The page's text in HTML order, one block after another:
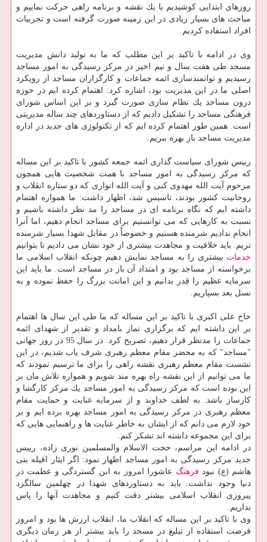
روزهای ابتدایی كوشیدیم با یك نقشه و برنامه راهی حركت نماییم و
مباحث های بسیار زیادی در این زمینه صورت گرفته است و تجربیات
افراد استفاده كردیم.
وی در ادامه با تاكید بر این مطلب كه ما به تولید دانش مدیریت
مسجد طی هفت سال و نیم اخیر در مركز رسیدگی به امور مساجد
رسیدیم و توانمندسازی ائمه جماعات و كارگزاران مساجد از رویكرد
اصلی ما در این مدیریت بود، اشاره كرد: اهتمام كرده ایم در حوزه
درون مساجد یك نظام سازی صورت گیرد و بر این اساس شورای
فرهنگی مساجد را تشكیل دادیم كه از دستاوردهای چند ساله مدیریتی
است. همین طور اهتمام كرده ایم كه از تكنولوژی های جدید در اداره
مدیریت مساجد باز بهره ببریم.
رییس شورای سیاست گذاری ائمه جمعه كشور با تاكید بر این مساله
كه مركز رسیدگی به امور مساجد با همت شخصیت هایی همچون
مرحوم آیت الله مهدوی كنی و آیت الله انواری كه دو ستاره انقلاب و
روحانیت كشور بودند، تاسیس شد، اظهار داشت: ما همواره اهتمام
داشته ایم كه نگاه برنامه ای در مساجد را مد نظر داشته باشیم و
نسبت به كارهایی كه می توانستیم برای مساجد انجام دهیم، اما آنرا
انجام ندادیم شرمنده هستیم و خصوصاً در مقابل شهدا بسیار شرمنده
تریم. باید خلاقیت و مجاهدت بیشتری از خود نشان می دادیم تا بتوانیم
خدمات بیشتری را به مساجد نمایش دهیم چونكه انقلاب اسلامی ما
برخواسته از مساجد بود و امتداد آن باز در مساجد است. ما باید این
سرمایه عظیم را قدر بدانیم و این امانت بزرگ را حفظ نموده و به
نسل بعد بسپاریم.
حاج علی اكبری با تاكید بر این مساله كه ما طی این سال ها اهتمام
بر این داشته ایم كه برگزاری نماز بامداد و تقدیر از شهدای ائمه
جماعات را مدنظر قرار دهیم، تصریح كرد: در سال 95 در روز جهانی
"مساجد" كه به محضر مقام معظم رهبری شرف یاب شدیم، در این
نشست مقام معظم رهبری نقشه راهی را برای ما ترسیم نمودند كه
ما می توانیم از این نقشه راه بهره مند شویم و همواره تلاش مان بر
این بوده است كه مركز رسیدگی به امور مساجد یك مركز كارگشا و
كارساز باشد. به لطف خداوند و از سرمایه عنایت و حمایت مقام
معظم رهبری در مركز رسیدگی به امور مساجد بهره برده ایم و بر
خود لازم می دانم كه از ایشان به خاطر عنایت ها و راهنمایی هایی كه
برای این مجموعه داشته اند تشكر كنم.
در ادامه این مراسم، حجت الاسلام والمسلمین نوری زاده، رییس
جدید مركز رسیدگی به امور مساجد اظهار نمود: اگر ایثار اقیله بنی
هاشم (ع) نبود فرهنگ عاشورا امروز به این گستردگی و عظمت در
دنیا وجود نداشت. باید به دستاوردهای شهدا در چهلمین سالگرد
پیروزی انقلاب اسلامی بیشتر دقت كنیم و مجاهدت آنها را پاس
بداریم.
وی با تاكید بر این مساله كه انقلاب ما، انقلاب ارزش ها بود و امروز
فرصت استفاده از تبلیغ در مسجد را باید بیشتر از هر زمان دیگری